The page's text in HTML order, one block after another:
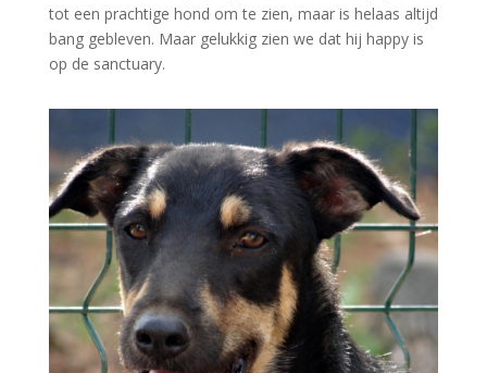
tot een prachtige hond om te zien, maar is helaas altijd
bang gebleven. Maar gelukkig zien we dat hij happy is
op de sanctuary.